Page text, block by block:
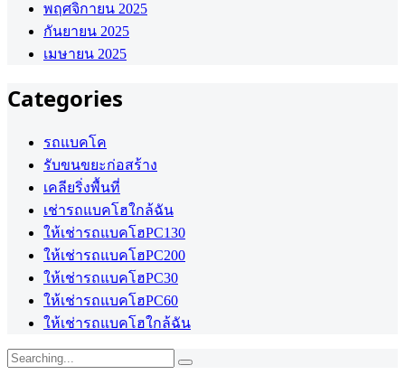
พฤศจิกายน 2025
กันยายน 2025
เมษายน 2025
Categories
รถแบคโค
รับขนขยะก่อสร้าง
เคลียริ่งพื้นที่
เช่ารถแบคโฮใกล้ฉัน
ให้เช่ารถแบคโฮPC130
ให้เช่ารถแบคโฮPC200
ให้เช่ารถแบคโฮPC30
ให้เช่ารถแบคโฮPC60
ให้เช่ารถแบคโฮใกล้ฉัน
Search